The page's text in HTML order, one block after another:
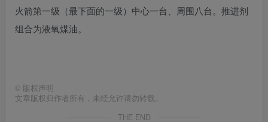
火箭第一级（最下面的一级）中心一台、周围八台。推进剂
组合为液氧煤油。
© 版权声明
文章版权归作者所有，未经允许请勿转载。
THE END